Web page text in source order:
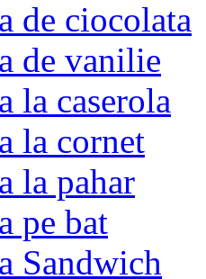
de ciocolata
de vanilie
la caserola
la cornet
la pahar
pe bat
Sandwich